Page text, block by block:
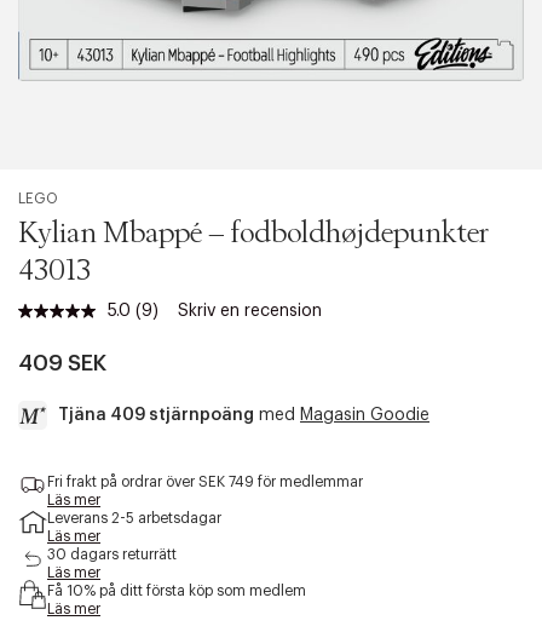
LEGO
Kylian Mbappé – fodboldhøjdepunkter
43013
5.0 Läs
samma
(9) Skriv en recension
409 SEK
Tjäna 409 stjärnpoäng med Magasin Goodie
c
c
e
s
s
i
Fri frakt på ordrar över SEK 749 för medlemmar
Läs mer
Leverans 2-5 arbetsdagar
Läs mer
30 dagars returrätt
Läs mer
Få 10% på ditt första köp som medlem
Läs mer